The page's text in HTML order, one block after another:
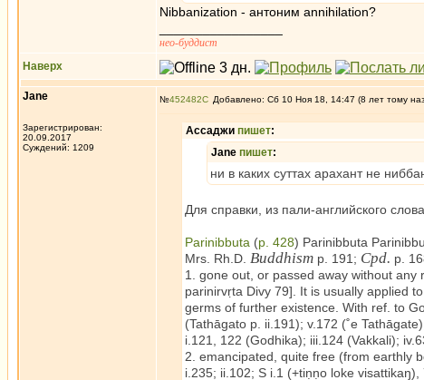
Nibbanization - антоним annihilation?
нео-буддист
Наверх
Jane
Зарегистрирован:
20.09.2017
Суждений: 1209
№452482 Добавлено: Сб 10 Ноя 18, 14:47 (8 лет тому
Ассаджи пишет:
Jane пишет:
ни в каких суттах арахант не
Для справки, из пали-английского
Parinibbuta (p. 428) Parinibbuta
Mrs. Rh.D. Buddhism p. 191; Cpd. p.
1. gone out, or passed away without
parinirvṛta Divy 79]. It is usually applied
germs of further existence. With ref. to
(Tathāgato p. ii.191); v.172 (˚e
i.121, 122 (Godhika); iii.124 (Vakkali);
2. emancipated, quite free (from earthly
i.235; ii.102; S i.1 (+tiṇṇo loke